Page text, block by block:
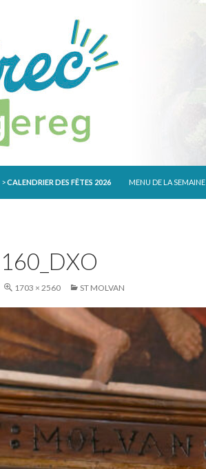
>CALENDRIER DES FÊTES 2026 MENU DE LA SEMAINE
1703 × 2560 ST MOLVAN